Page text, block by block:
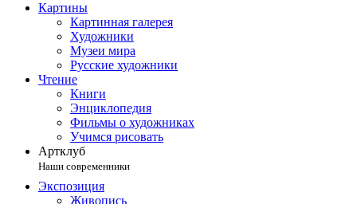
Картины
Картинная галерея
Художники
Музеи мира
Русские художники
Чтение
Книги
Энциклопедия
Фильмы о художниках
Учимся рисовать
Артклуб
Наши современники
Экспозиция
Живопись